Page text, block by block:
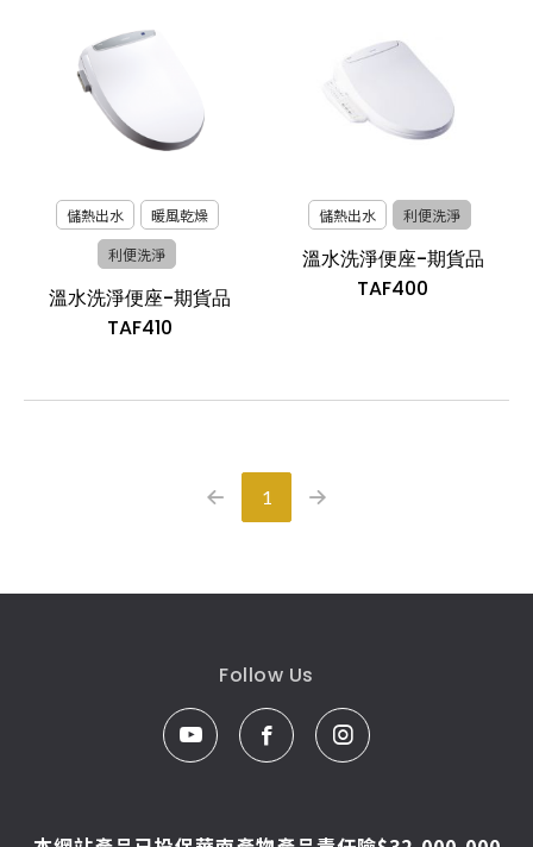
儲熱出水
暖風乾燥
利便洗淨
溫水洗淨便座-期貨品
TAF410
儲熱出水 利便洗淨
溫水洗淨便座-期貨品
TAF400
1
Follow Us